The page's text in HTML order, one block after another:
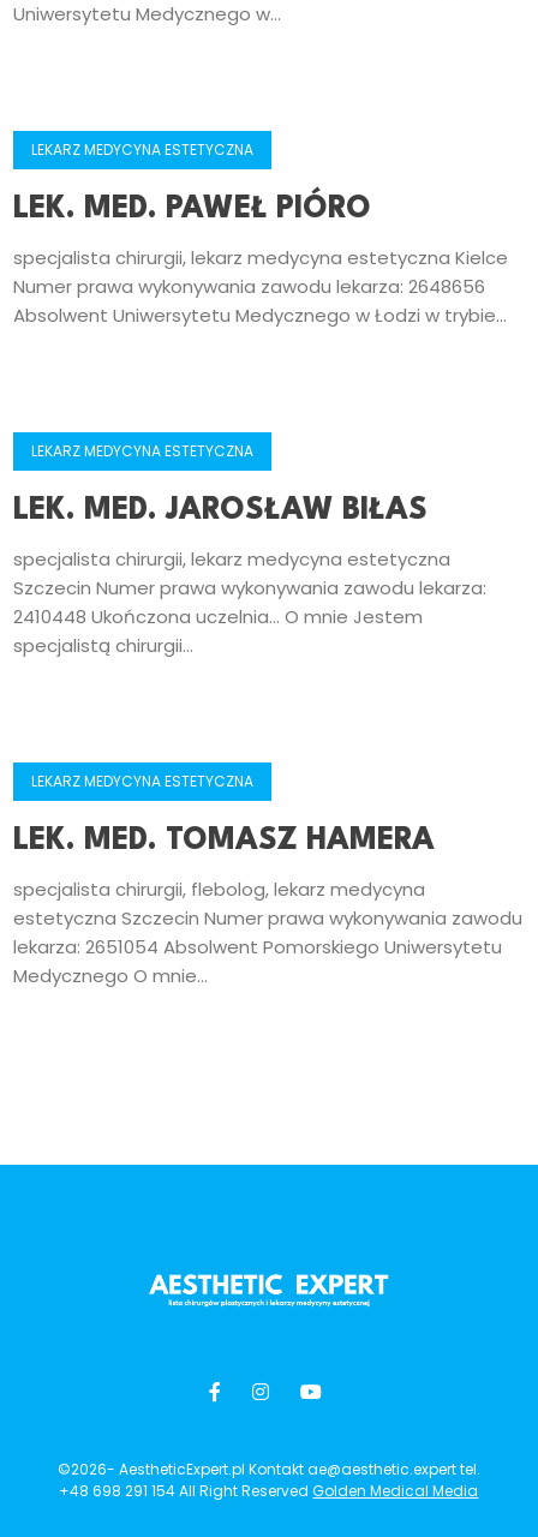
Uniwersytetu Medycznego w...
LEKARZ MEDYCYNA ESTETYCZNA
LEK. MED. PAWEŁ PIÓRO
specjalista chirurgii, lekarz medycyna estetyczna Kielce
Numer prawa wykonywania zawodu lekarza: 2648656
Absolwent Uniwersytetu Medycznego w Łodzi w trybie...
LEKARZ MEDYCYNA ESTETYCZNA
LEK. MED. JAROSŁAW BIŁAS
specjalista chirurgii, lekarz medycyna estetyczna
Szczecin Numer prawa wykonywania zawodu lekarza:
2410448 Ukończona uczelnia… O mnie Jestem
specjalistą chirurgii...
LEKARZ MEDYCYNA ESTETYCZNA
LEK. MED. TOMASZ HAMERA
specjalista chirurgii, flebolog, lekarz medycyna
estetyczna Szczecin Numer prawa wykonywania zawodu
lekarza: 2651054 Absolwent Pomorskiego Uniwersytetu
Medycznego O mnie...
©2026- AestheticExpert.pl Kontakt ae@aesthetic.expert tel.
+48 698 291 154 All Right ReservedGolden Medical Media